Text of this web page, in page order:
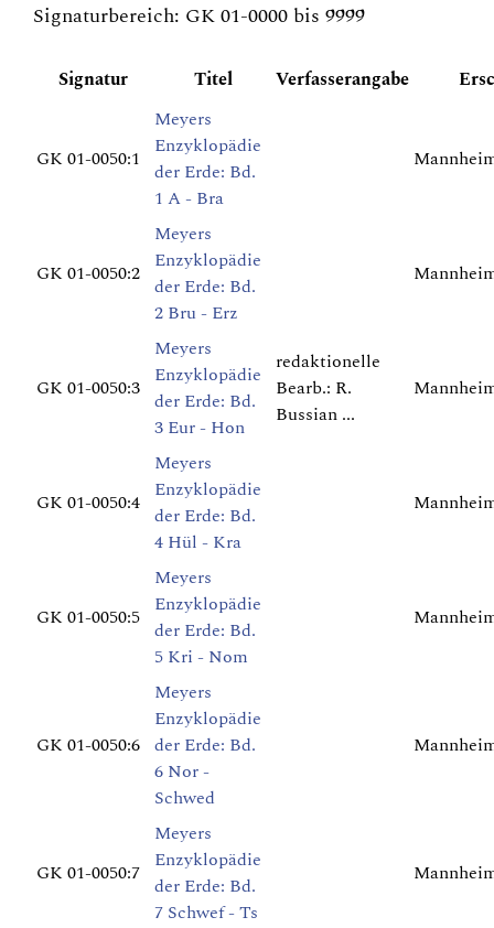
Signaturbereich: GK 01-0000 bis 9999
Signatur Titel Verfasserangabe
GK 01-0050:1
Meyers
Enzyklopädie
der Erde: Bd.
1 A - Bra
GK 01-0050:2
Meyers
Enzyklopädie
der Erde: Bd.
2 Bru - Erz
GK 01-0050:3
Meyers
Enzyklopädie
der Erde: Bd.
3 Eur - Hon
redaktionelle
Bearb.: R.
Bussian ...
GK 01-0050:4
Meyers
Enzyklopädie
der Erde: Bd.
4 Hül - Kra
GK 01-0050:5
Meyers
Enzyklopädie
der Erde: Bd.
5 Kri - Nom
GK 01-0050:6
Meyers
Enzyklopädie
der Erde: Bd.
6 Nor -
Schwed
GK 01-0050:7
Meyers
Enzyklopädie
der Erde: Bd.
7 Schwef - Ts